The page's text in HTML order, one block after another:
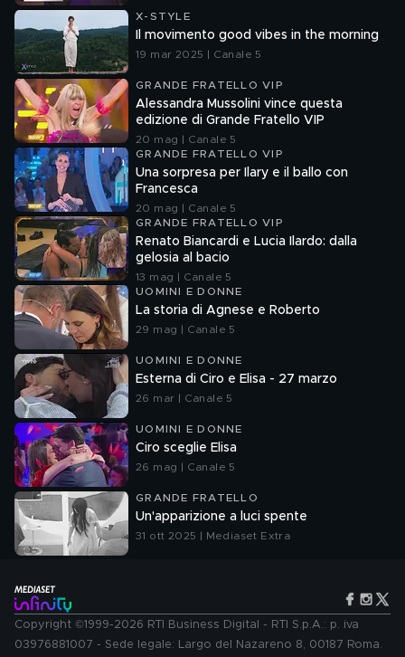
X-STYLE
Il movimento good vibes in the morning
19 mar 2025 | Canale 5
GRANDE FRATELLO VIP
Alessandra Mussolini vince questa
edizione di Grande Fratello VIP
20 mag | Canale 5
GRANDE FRATELLO VIP
Una sorpresa per Ilary e il ballo con
Francesca
20 mag | Canale 5
GRANDE FRATELLO VIP
Renato Biancardi e Lucia Ilardo: dalla
gelosia al bacio
13 mag | Canale 5
UOMINI E DONNE
La storia di Agnese e Roberto
29 mag | Canale 5
UOMINI E DONNE
Esterna di Ciro e Elisa - 27 marzo
26 mar | Canale 5
UOMINI E DONNE
Ciro sceglie Elisa
26 mag | Canale 5
GRANDE FRATELLO
Un'apparizione a luci spente
31 ott 2025 | Mediaset Extra
Copyright ©1999-2026 RTI Business Digital - RTI S.p.A.: p. iva
03976881007 - Sede legale: Largo del Nazareno 8, 00187 Roma.